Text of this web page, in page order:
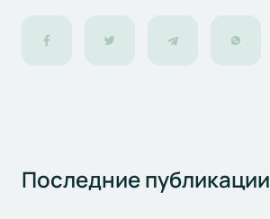
Последниепубликации